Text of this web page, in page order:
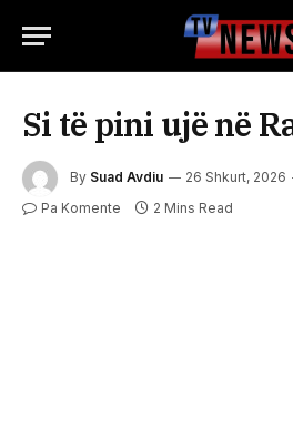
Si të pini ujë në
By Suad Avdiu 26 Shkurt, 2026
Pa Komente 2 Mins Read